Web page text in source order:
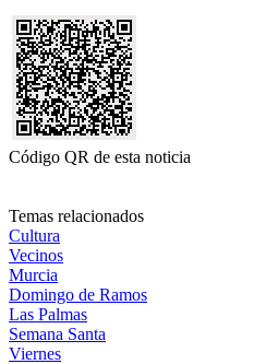
Código QR de esta noticia
Temas relacionados
Cultura
Vecinos
Murcia
Domingo de Ramos
Las Palmas
Semana Santa
Viernes